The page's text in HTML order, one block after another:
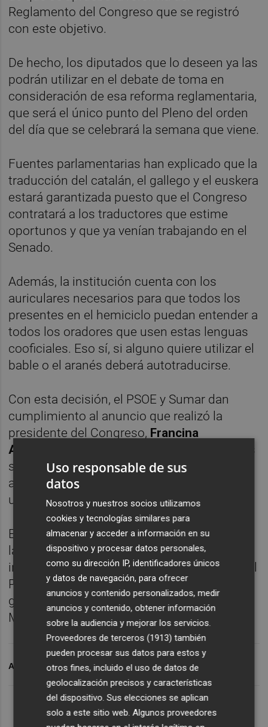
Reglamento del Congreso que se registró
con este objetivo.
De hecho, los diputados que lo deseen ya las
podrán utilizar en el debate de toma en
consideración de esa reforma reglamentaria,
que será el único punto del Pleno del orden
del día que se celebrará la semana que viene.
Fuentes parlamentarias han explicado que la
traducción del catalán, el gallego y el euskera
estará garantizada puesto que el Congreso
contratará a los traductores que estime
oportunos y que ya venían trabajando en el
Senado.
Además, la institución cuenta con los
auriculares necesarios para que todos los
presentes en el hemiciclo puedan entender a
todos los oradores que usen estas lenguas
cooficiales. Eso sí, si alguno quiere utilizar el
bable o el aranés deberá autotraducirse.
Con esta decisión, el PSOE y Sumar dan
cumplimiento al anuncio que realizó la
presidente del Congreso, Francina
Armengol
, en el discurso que pronunció tras
su elección el pasado 17 de agosto, cuando
aseguró que las lenguas cooficiales podrían
utilizarse desde ese mismo momento.
El uso del catalán, el gallego y el euskera fue
la condición que los grupos
independentistas de ERC y Junts pusieron al
PSOE para apoyar la elección de Armengol y
garantizar así una mayoría progresista en la
Mesa de la Cámara.
ARCHIVADO EN CONGRESO DE LOS DIPUTADOS
Uso responsable de sus
datos
Nosotros y nuestros socios utilizamos
cookies y tecnologías similares para
almacenar y acceder a información en su
dispositivo y procesar datos personales,
como su dirección IP, identificadores únicos
y datos de navegación, para ofrecer
anuncios y contenido personalizados, medir
anuncios y contenido, obtener información
sobre la audiencia y mejorar los servicios.
Proveedores de terceros (1913) también
pueden procesar sus datos para estos y
otros fines, incluido el uso de datos de
geolocalización precisos y características
del dispositivo. Sus elecciones se aplican
solo a este sitio web. Algunos proveedores